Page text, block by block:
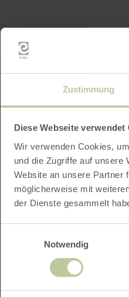
Zustimmung
Diese Webseite verwendet
Wir verwenden Cookies,
und die Zugriffe auf unsere
Website an unsere Partner
möglicherweise mit
der Dienste gesammelt
Notwendig